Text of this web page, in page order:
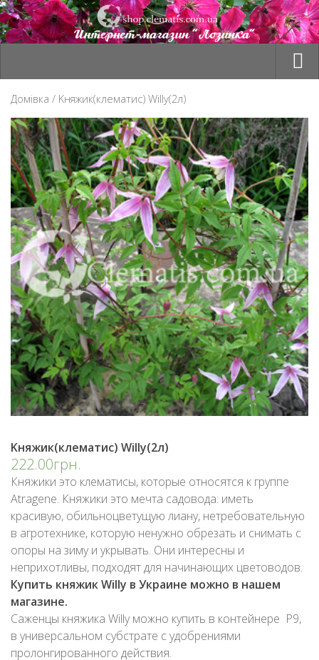
Товари
Оплата та доставка
Корзина
Мій профіль
Сезон “ВЕСНА 2026”
Контакти
Домівка / Kняжик(клематис) Willy(2л)
Kняжик(клематис) Willy(2л)
222.00грн.
Княжики это клематисы, которые относятся к группе
Atragene. Княжики это мечта садовода: иметь
красивую, обильноцветущую лиану, нетребовательную
в агротехнике, которую ненужно обрезать и снимать с
опоры на зиму и укрывать. Они интересны и
неприхотливы, подходят для начинающих цветоводов.
Купить княжик Willy в Украине можно в нашем
магазине.
Саженцы княжика Willy можно купить в контейнере Р9,
в универсальном субстрате с удобрениями
пролонгированного действия.